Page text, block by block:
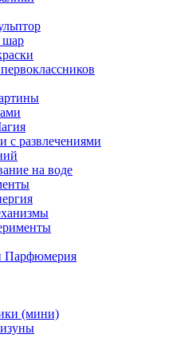
с развлечениями
на воде
Парфюмерия
(мини)